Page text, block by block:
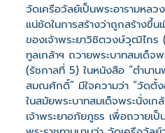
วัดเครือวัลย์เป็นพระอารามหล
แน่ชัดในการสร้างว่าถูกสร้างขึ้น
ของเจ้าพระยาวิชิตวงษ์วุฒิไก
ทูลเกล้าฯ ถวายพระบาทสมเด็จ
(รัชกาลที่ 5) ในหนังสือ “ตำนาน
สมณศักดิ์” มีใจความว่า “วัดตั้
ในสมัยพระบาทสมเด็จพระนั่งเก
เจ้าพระยาอภัยภูธร เพื่อถวายเ